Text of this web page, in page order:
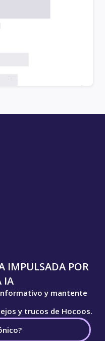
IMPULSADA POR
IA
y mantente
y trucos de Hocoos.